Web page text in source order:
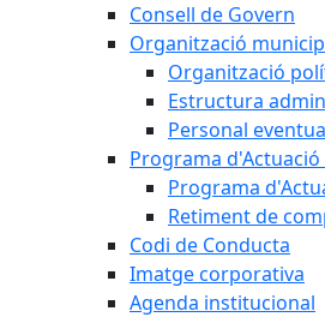
Consell de Govern
Organització
Organització
Estructura
Personal
Programa
Programa
Retiment de
Codi de Conducta
Imatge corporativa
Agenda institucional